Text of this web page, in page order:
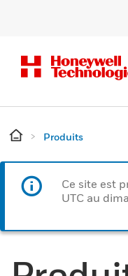
Produits
Ce site est
UTC au